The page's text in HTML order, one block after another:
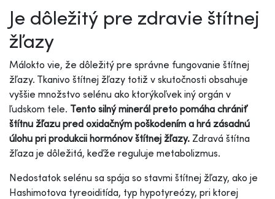
Je dôležitý pre zdravie štítnej
žľazy
Málokto vie, že dôležitý pre správne fungovanie štítnej
žľazy. Tkanivo štítnej žľazy totiž v skutočnosti obsahuje
vyššie množstvo selénu ako ktorýkoľvek iný orgán v
ľudskom tele. Tento silný minerál preto pomáha chrániť
štítnu žľazu pred oxidačným poškodením a hrá zásadnú
úlohu pri produkcii hormónov štítnej žľazy. Zdravá štítna
žľaza je dôležitá, keďže reguluje metabolizmus.
Nedostatok selénu sa spája so stavmi štítnej žľazy, ako je
Hashimotova tyreoiditída, typ hypotyreózy, pri ktorej